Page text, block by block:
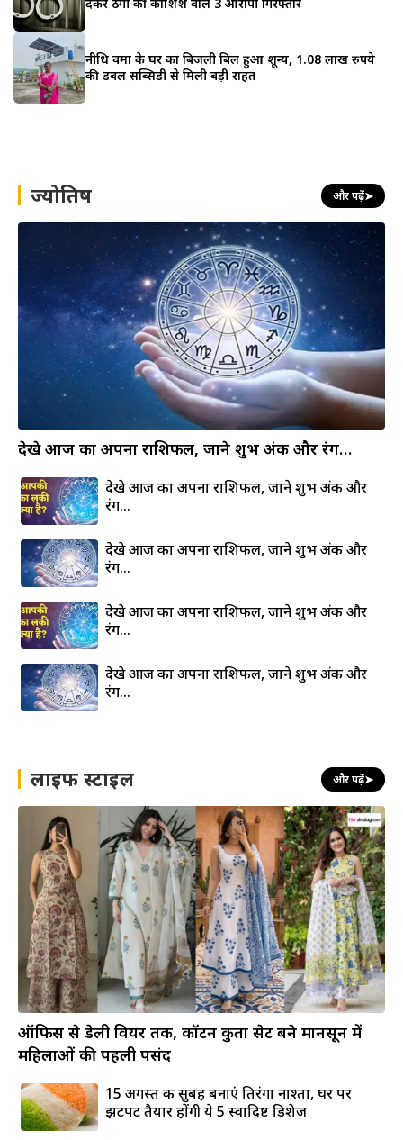
नीधि वर्मा के घर का बिजली बिल हुआ शून्य, 1.08 लाख रुपये
की डबल सब्सिडी से मिली बड़ी राहत
ज्योतिष और पढ़ें➤
देखे आज का अपना राशिफल, जाने शुभ अंक और रंग…
देखे आज का अपना राशिफल, जाने शुभ अंक और
रंग…
देखे आज का अपना राशिफल, जाने शुभ अंक और
रंग…
देखे आज का अपना राशिफल, जाने शुभ अंक और
रंग…
देखे आज का अपना राशिफल, जाने शुभ अंक और
रंग…
लाइफ स्टाइल और पढ़ें➤
ऑफिस से डेली वियर तक, कॉटन कुर्ता सेट बने मानसून में
महिलाओं की पहली पसंद
15 अगस्त की सुबह बनाएं तिरंगा नाश्ता, घर पर
झटपट तैयार होंगी ये 5 स्वादिष्ट डिशेज